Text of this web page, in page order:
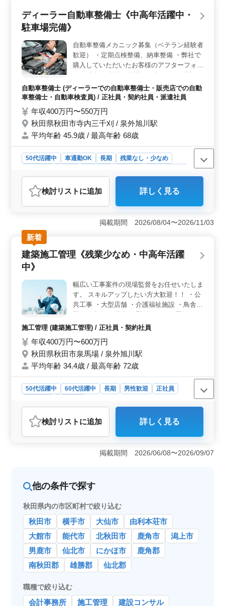
会社保有のトラックや乗用車を対象に、一般整備、車検
整備、動作確認を担当します。大型・中型トラックまで
を広げられる業務内容です。 ＜車通勤＋待遇充実で
安心＞ 車通勤が可能で通勤負担を抑えられる環境で
す。交通費支給や賞与、社会保険完備など待遇面も整っ
ており、安定した条件のもとで長く働ける環境です。
ディーラー自動車整備士《中高年活躍中・
駐車場完備》
自動車整備メカニック募集（ベテラン経験者
歓迎） ・定期点検整備、納車整備 ・弊社で
購入していただいたお客様のアフターフォロ
受付業務など ・車種は主にホンダ車・中古
車 現在50歳以上も活躍している企業です。
募お待ちしております。 ＊駐車場完備（無
料）
自動車整備士 (ディーラーでの自動車整備士・販売店での自動
車整備士・自動車検査員) / 正社員・契約社員・派遣社員
年収400万円〜550万円
秋田県秋田市寺内三千刈 / 泉外旭川駅
平均年齢 45.9歳 / 最高年齢 68歳
50代活躍中 車通勤OK 長期
残業なし・少なめ
おすすめポイント
＜ベテラン経験者歓迎＞ 自動車整備士として10年以上
の経験を持つ方を募集しています。経験豊富なベテラン
の方が活躍されている環境です。 ＜駐車場完備＞
無料の駐車場が完備されており、通勤に便利な環境が整
っています。 ＜安定した福利厚生＞ 雇用・労災・
健康・厚生など、安心して働ける福利厚生が整っていま
す。
検討リスト に追加 詳しく見る
掲載期間 2026/08/04〜2026/11/03
新着
建築施工管理《残業少なめ・中高年活躍
中》
幅広い工事案件の現場監督をお任せいたしま
す。 スキルアップしたい方大歓迎！！ ・公
共工事 ・大型店舗 ・介護福祉施設 ・鳥舎、
迎！！
施工管理 (建築施工管理) / 正社員・契約社員
年収400万円〜600万円
秋田県秋田市泉馬場 / 泉外旭川駅
平均年齢 34.4歳 / 最高年齢 72歳
50代活躍中 60代活躍中 長期 男性歓迎
正社員
おすすめポイント
＜募集要項＞ 建築施工管理職での募集です。残業が少
なく、中高年の方が活躍されています。 ＜職務内容
＞ 幅広い工事案件の現場監督を担当できます。公共工
事から大型店舗、介護福祉施設、動物施設、排水処理施
す。建築士や建築施工管理技士の資格をお持ちの方が歓
です。
検討リスト に追加 詳しく見る
掲載期間 2026/06/08〜2026/09/07
他の条件で探す
秋田県内の市区町村で絞り込む
秋田市 横手市 大仙市
由利本荘市
大館市
能代市 北秋田市 鹿角市
潟上市
男鹿市
仙北市 にかほ市
鹿角郡
南秋田郡
雄勝郡 仙北郡
職種で絞り込む
会計事務所 施工管理 建設コンサル